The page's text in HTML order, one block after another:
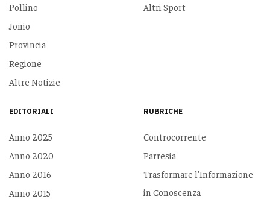
Pollino
Jonio
Provincia
Regione
Altre Notizie
Altri Sport
EDITORIALI
Anno 2025
Anno 2020
Anno 2016
Anno 2015
RUBRICHE
Controcorrente
Parresia
Trasformare l'Informazione
in Conoscenza